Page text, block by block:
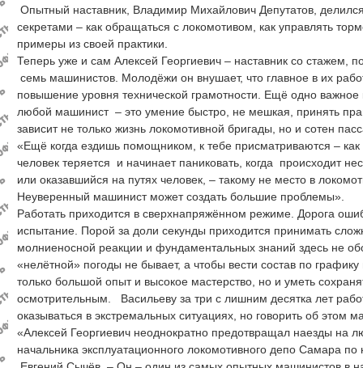
Опытный наставник, Владимир Михайлович Депутатов,
секретами – как обращаться с локомотивом, как управлять
примеры из своей практики.
Теперь уже и сам Алексей Георгиевич – наставник со стажем,
семь машинистов. Молодёжи он внушает, что главное в их
повышение уровня технической грамотности. Ещё одно важное
любой машинист – это умение быстро, не мешкая, принять
зависит не только жизнь локомотивной бригады, но и сотен
«Ещё когда ездишь помощником, к тебе присматриваются –
человек теряется и начинает паниковать, когда происходит
или оказавшийся на путях человек, – такому не место в
Неуверенный машинист может создать большие проблемы».
Работать приходится в сверхнапряжённом режиме. Дорога
испытание. Порой за доли секунды приходится принимать
молниеносной реакции и фундаментальных знаний здесь не
«нелётной» погоды не бывает, а чтобы вести состав по
только большой опыт и высокое мастерство, но и уметь
осмотрительным. Васильеву за три с лишним десятка лет
оказываться в экстремальных ситуациях, но говорить об этом
«Алексей Георгиевич неоднократно предотвращал наезды на
начальника эксплуатационного локомотивного депо Самара